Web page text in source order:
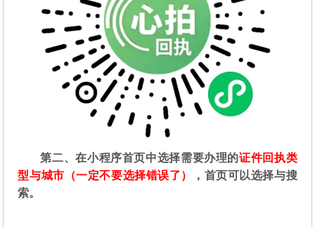
第二、在小程序首页中选择需要办理的证件回执类
型与城市（一定不要选择错误了）
，首页可以选择与搜
索。